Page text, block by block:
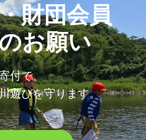
財団会員
お願い
付で、
遊びを守ります。